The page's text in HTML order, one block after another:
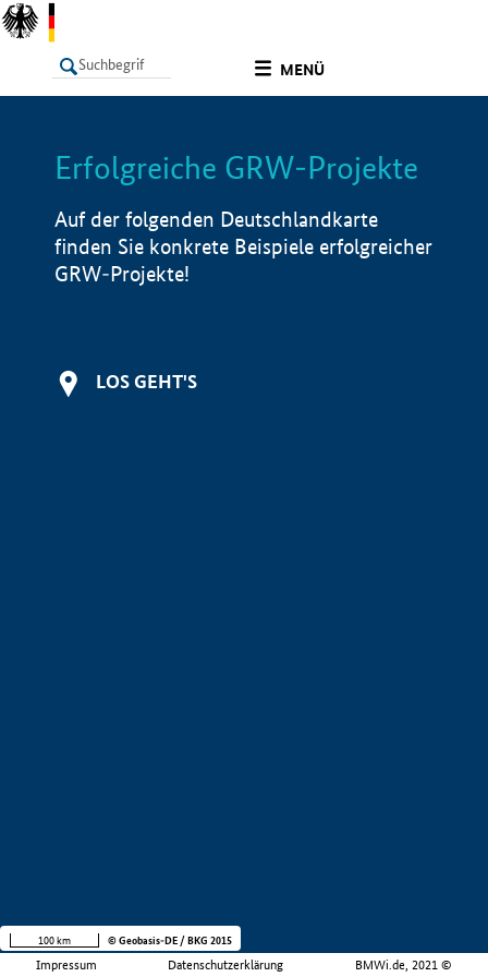
MENÜ
LISTE Info
Erfolgreiche GRW-Projekte
Auf der folgenden Deutschlandkarte
finden Sie konkrete Beispiele erfolgreicher
GRW-Projekte!
LOS GEHT'S
Impressum Datenschutzerklärung BMWi.de, 2021 ©
100 km © Geobasis-DE / BKG 2015